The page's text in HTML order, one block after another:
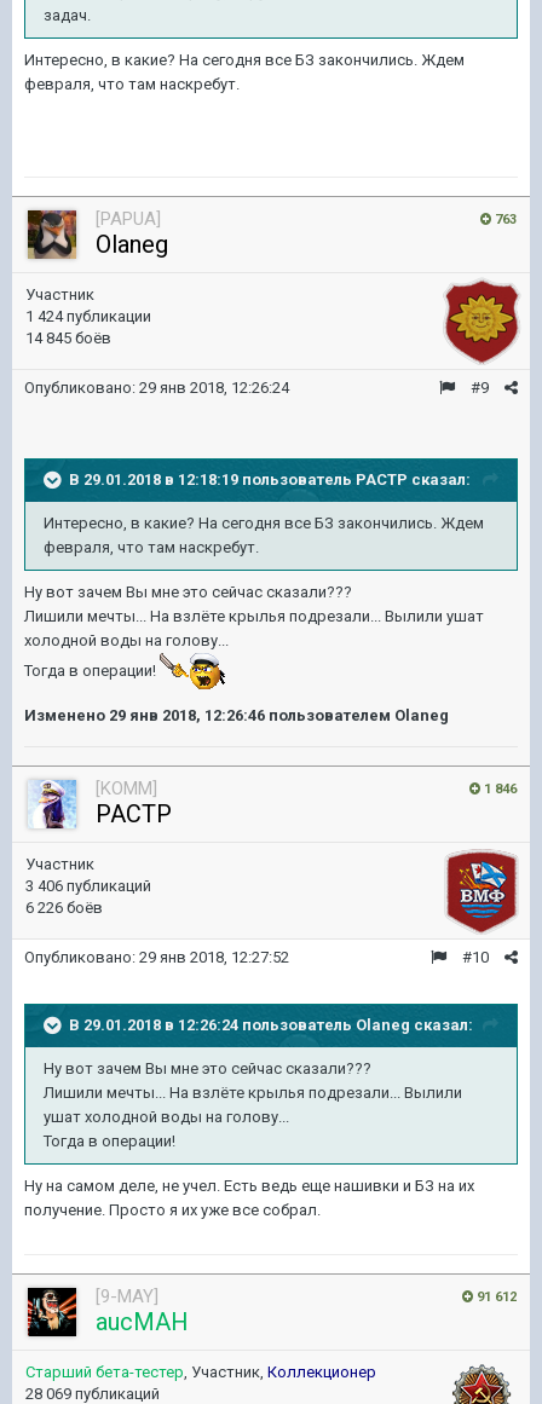
задач.
Интересно, в какие? На сегодня все БЗ закончились. Ждем
февраля, что там наскребут.
763
[PAPUA]
Olaneg
Участник
1 424 публикации
14 845 боёв
#9
Опубликовано: 29 янв 2018, 12:26:24
В 29.01.2018 в 12:18:19 пользователь PACTP сказал:
Интересно, в какие? На сегодня все БЗ закончились. Ждем
февраля, что там наскребут.
Ну вот зачем Вы мне это сейчас сказали???
Лишили мечты... На взлёте крылья подрезали... Вылили ушат
холодной воды на голову...
Тогда в операции!
Изменено 29 янв 2018, 12:26:46 пользователем Olaneg
1 846
[KOMM]
PACTP
Участник
3 406 публикаций
6 226 боёв
#10
Опубликовано: 29 янв 2018, 12:27:52
В 29.01.2018 в 12:26:24 пользователь Olaneg сказал:
Ну вот зачем Вы мне это сейчас сказали???
Лишили мечты... На взлёте крылья подрезали... Вылили
ушат холодной воды на голову...
Тогда в операции!
Ну на самом деле, не учел. Есть ведь еще нашивки и БЗ на их
получение. Просто я их уже все собрал.
91 612
[9-MAY]
aucMAH
Старший бета-тестер , Участник, Коллекционер
28 069 публикаций